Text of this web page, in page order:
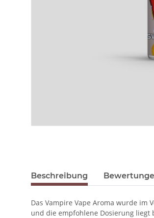
Beschreibung
Das Vampire Vape Aroma wurde
und die empfohlene Dosierung liegt